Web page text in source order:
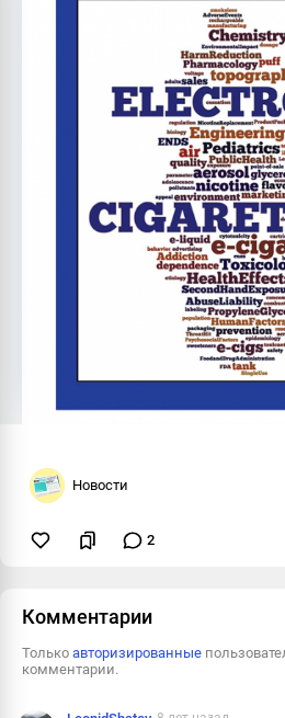
Новости
2
Комментарии
Только авторизированные
комментарии.